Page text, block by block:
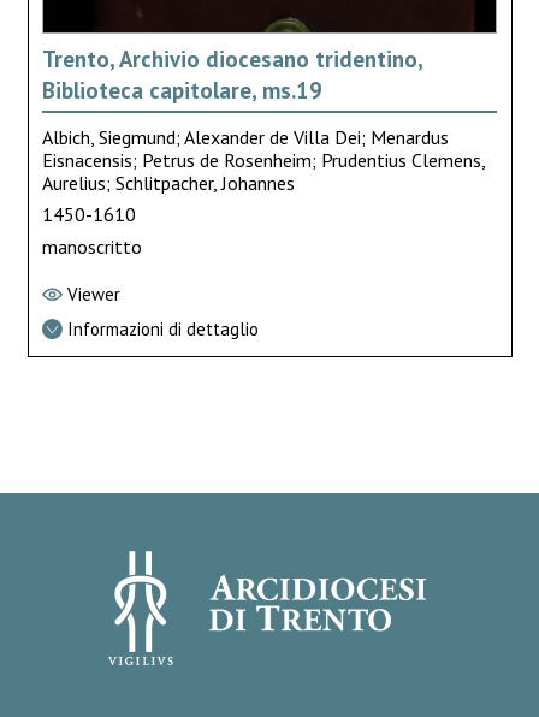
Trento, Archivio diocesano tridentino,
Biblioteca capitolare, ms.19
Albich, Siegmund; Alexander de Villa Dei; Menardus
Eisnacensis; Petrus de Rosenheim; Prudentius Clemens,
Aurelius; Schlitpacher, Johannes
1450-1610
manoscritto
Viewer
Informazioni di dettaglio